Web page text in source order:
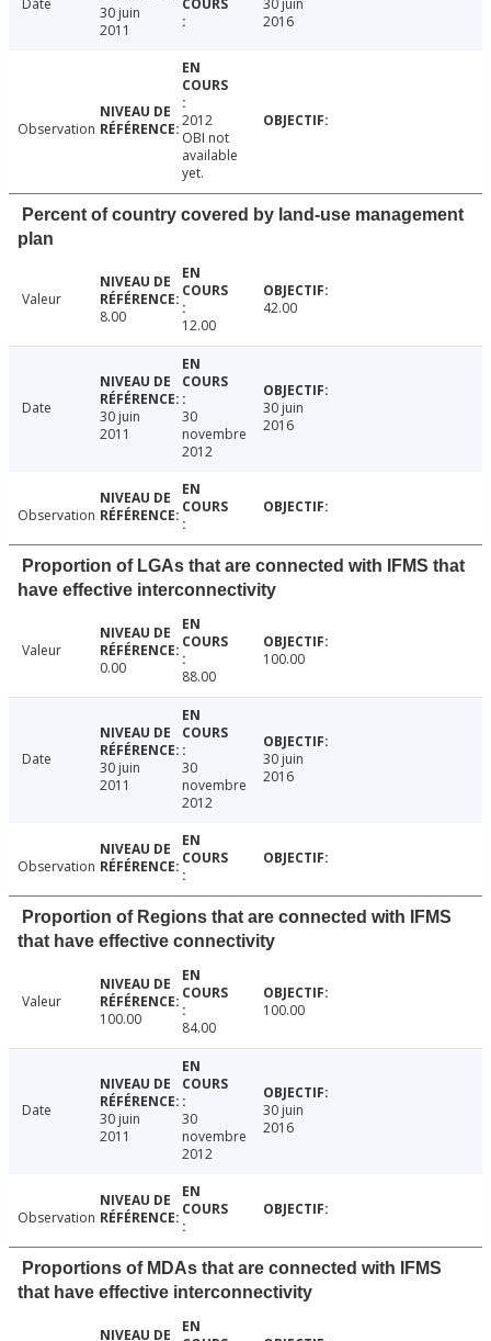
Date
30 juin
2011
30 juin
2016
Observation
2012
OBI not
available
yet.
Percent of country covered by land-use management
plan
Valeur
8.00
12.00
42.00
Date
30 juin
2011
30
novembre
2012
30 juin
2016
Observation
Proportion of LGAs that are connected with IFMS that
have effective interconnectivity
Valeur
0.00
88.00
100.00
Date
30 juin
2011
30
novembre
2012
30 juin
2016
Observation
Proportion of Regions that are connected with IFMS
that have effective connectivity
Valeur
100.00
84.00
100.00
Date
30 juin
2011
30
novembre
2012
30 juin
2016
Observation
Proportions of MDAs that are connected with IFMS
that have effective interconnectivity